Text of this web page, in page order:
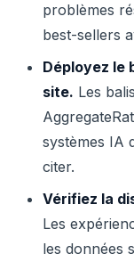
problèmes
best-sellers
Déployez le
site. Les
systèmes IA
citer.
Vérifiez la
Les
les données